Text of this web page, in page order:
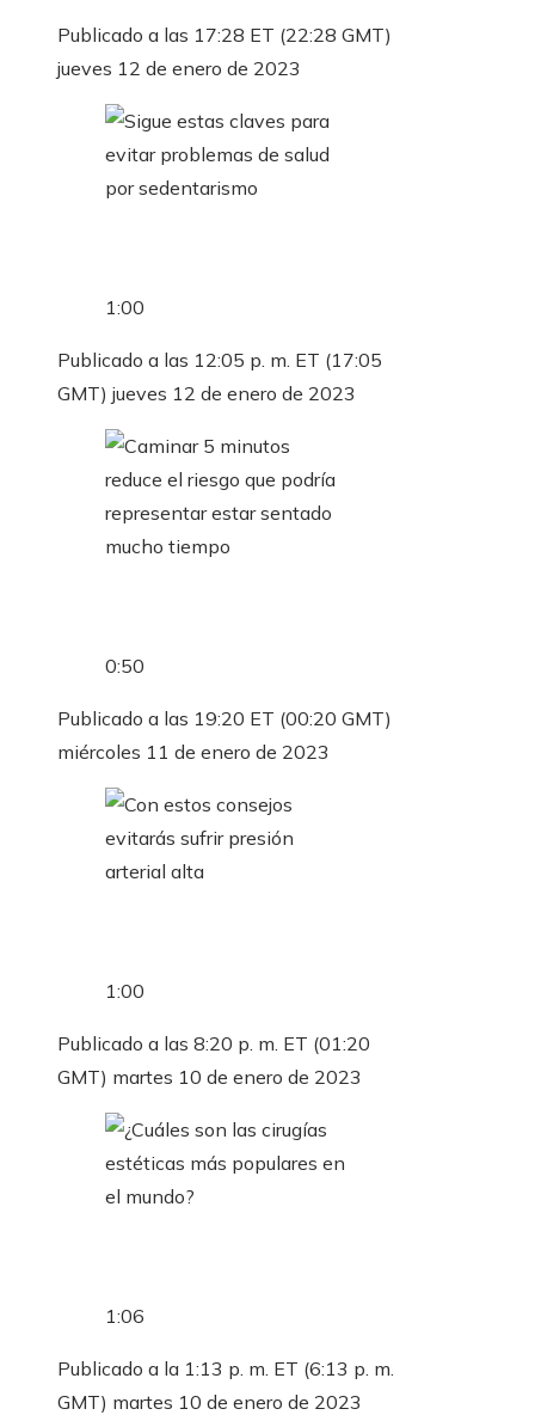
Publicado a las 17:28 ET (22:28 GMT)
jueves 12 de enero de 2023
1:00
Publicado a las 12:05 p. m. ET (17:05
GMT) jueves 12 de enero de 2023
0:50
Publicado a las 19:20 ET (00:20 GMT)
miércoles 11 de enero de 2023
1:00
Publicado a las 8:20 p. m. ET (01:20
GMT) martes 10 de enero de 2023
1:06
Publicado a la 1:13 p. m. ET (6:13 p. m.
GMT) martes 10 de enero de 2023